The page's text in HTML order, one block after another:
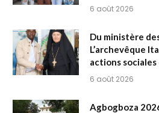
6 août 2026
Du ministère
L’archevêque
actions sociales
6 août 2026
Agbogboza